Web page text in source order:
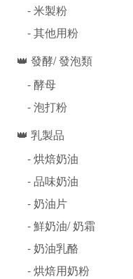
- 米製粉
- 其他用粉
👑 發酵/ 發泡類
- 酵母
- 泡打粉
👑 乳製品
- 烘焙奶油
- 品味奶油
- 奶油片
- 鮮奶油/ 奶霜
- 奶油乳酪
- 烘焙用奶粉